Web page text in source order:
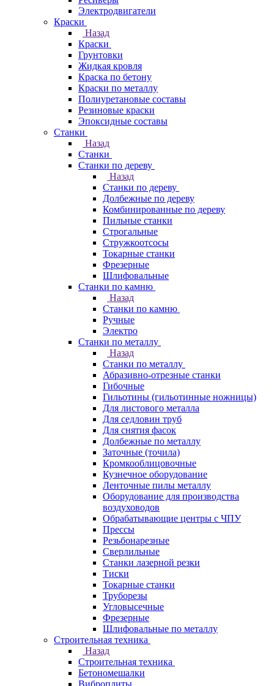
Электродвигатели
Краски
Назад
Краски
Грунтовки
Жидкая кровля
Краска по бетону
Краски по металлу
Полиуретановые составы
Резиновые краски
Эпоксидные составы
Станки
Назад
Станки
Станки по дереву
Назад
Станки по дереву
Долбежные по дереву
Комбинированные по дереву
Пильные станки
Строгальные
Стружкоотсосы
Токарные станки
Фрезерные
Шлифовальные
Станки по камню
Назад
Станки по камню
Ручные
Электро
Станки по металлу
Назад
Станки по металлу
Абразивно-отрезные станки
Гибочные
Гильотины (гильотинные ножницы)
Для листового металла
Для седловин труб
Для снятия фасок
Долбежные по металлу
Заточные (точила)
Кромкооблицовочные
Кузнечное оборудование
Ленточные пилы металлу
Оборудование для производства
воздуховодов
Обрабатывающие центры с ЧПУ
Прессы
Резьбонарезные
Сверлильные
Станки лазерной резки
Тиски
Токарные станки
Труборезы
Угловысечные
Фрезерные
Шлифовальные по металлу
Строительная техника
Назад
Строительная техника
Бетономешалки
Виброплиты